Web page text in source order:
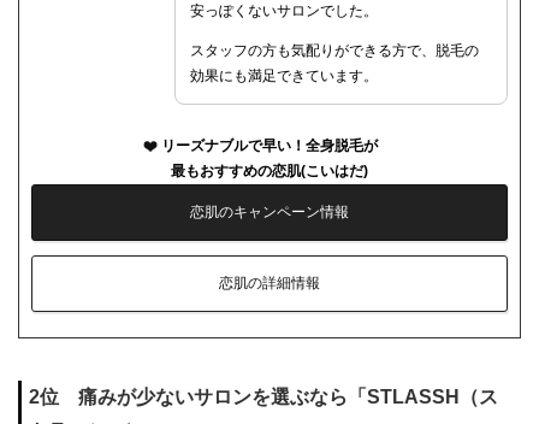
安っぽくないサロンでした。
スタッフの方も気配りができる方で、脱毛の
効果にも満足できています。
リーズナブルで早い！全身脱毛が
最もおすすめの恋肌(こいはだ)
恋肌のキャンペーン情報
恋肌の詳細情報
2位 痛みが少ないサロンを選ぶなら「STLASSH（ス